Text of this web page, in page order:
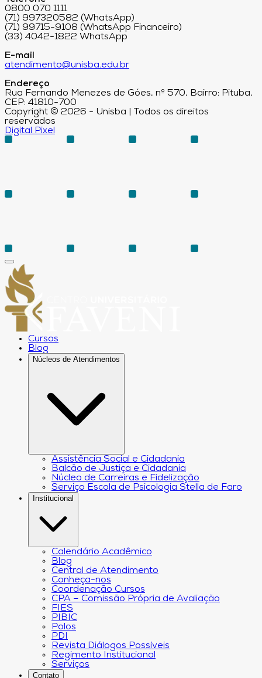
0800 070 1111
(71) 997320582 (WhatsApp)
(71) 99715-9108 (WhatsApp Financeiro)
(33) 4042-1822 WhatsApp
E-mail
atendimento@unisba.edu.br
Endereço
Rua Fernando Menezes de Góes, nº 570, Bairro: Pituba,
CEP: 41810-700
Copyright © 2026 - Unisba | Todos os direitos
reservados
Digital Pixel
Cursos
Blog
Núcleos de Atendimentos
Assistência Social e Cidadania
Balcão de Justiça e Cidadania
Núcleo de Carreiras e Fidelização
Serviço Escola de Psicologia Stella de Faro
Institucional
Calendário Acadêmico
Blog
Central de Atendimento
Conheça-nos
Coordenação Cursos
CPA – Comissão Própria de Avaliação
FIES
PIBIC
Polos
PDI
Revista Diálogos Possíveis
Regimento Institucional
Serviços
Contato